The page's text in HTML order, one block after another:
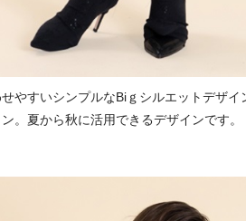
やすいシンプルなBiｇシルエットデザ
。夏から秋に活用できるデザインです。